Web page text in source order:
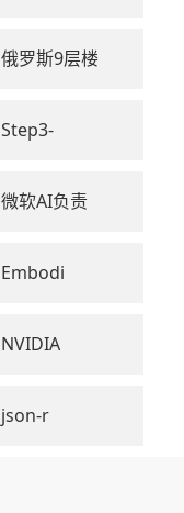
俄罗斯9层楼
Step3-
微软AI负责
Embodi
NVIDIA
json-r